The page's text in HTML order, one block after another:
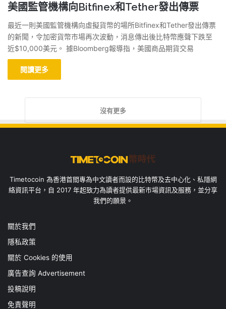
美國監管機構向Bitfinex和Tether發出傳票
最近一則美國監管機構向虛擬貨幣的場所Bitfinex和Tether發出傳票
的新聞，令加密貨幣市場再次波動，消息傳出後比特幣應聲下跌至
近$10,000美元。 據Bloomberg報導指，美國商品期貨交易
閱讀更多
沒有更多
Timetocoin 為香港首間專為中文讀者而設的比特幣及去中心化、私隱網
絡資訊平台，自 2017 年起致力為讀者提供最新市場資訊及服務，並分享
我們的願景。
關於我們
隱私政策
關於 Cookies 的使用
廣告查詢 Advertisement
投稿說明
免責聲明